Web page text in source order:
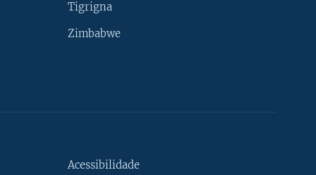
Tigrigna
Zimbabwe
Acessibilidade